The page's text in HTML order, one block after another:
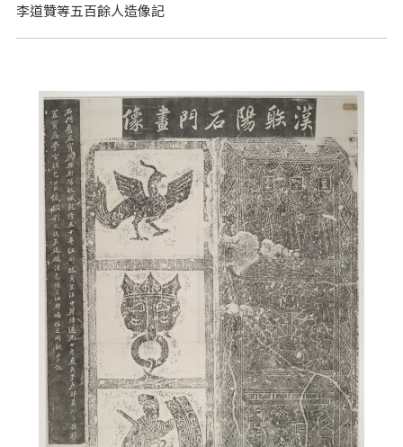
李道贊等五百餘人造像記